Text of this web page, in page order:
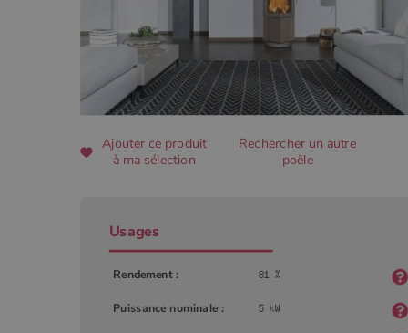
Ajouter ce produit
à ma sélection
Rechercher un autre
poêle
Usages
Rendement :
Puissance nominale :
CookieScriptConsent
PHPSESSID
Google
Bad
__Secure-ROLLOUT_TOKEN